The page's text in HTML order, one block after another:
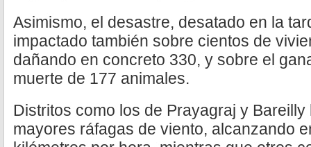
Asimismo, el desastre, desatado en la
impactado también sobre cientos de
dañando en concreto 330, y sobre el
muerte de 177 animales.
Distritos como los de Prayagraj y
mayores ráfagas de viento, alcanzando